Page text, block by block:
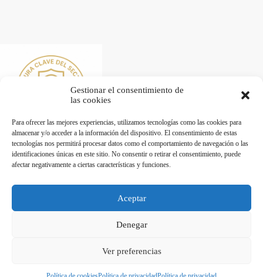
Gestionar el consentimiento de
las cookies
Para ofrecer las mejores experiencias, utilizamos tecnologías como las cookies para
almacenar y/o acceder a la información del dispositivo. El consentimiento de estas
tecnologías nos permitirá procesar datos como el comportamiento de navegación o las
identificaciones únicas en este sitio. No consentir o retirar el consentimiento, puede
afectar negativamente a ciertas características y funciones.
Aceptar
Denegar
Ver preferencias
Maquinaria de Hostelería en Valencia - Hostelecan © 2026